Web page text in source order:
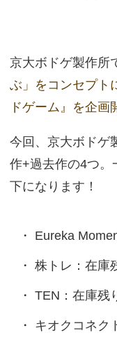
京大ボドゲ製作所
ぶ」をコンセプト
ドゲーム』を企画
今回、京大ボドゲ
作+過去作の4つ。
下になります！
Eureka
株トレ：在庫
TEN：在庫残
キオクコネク